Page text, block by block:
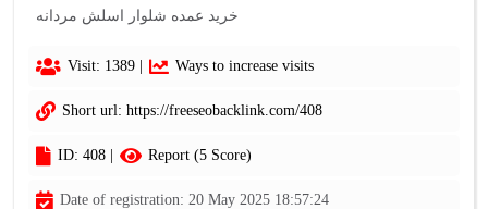
خرید عمده شلوار اسلش مردانه
Visit: 1389 | Ways to increase visits
Short url: https://freeseobacklink.com/408
ID: 408 | Report (5 Score)
Date of registration: 20 May 2025 18:57:24